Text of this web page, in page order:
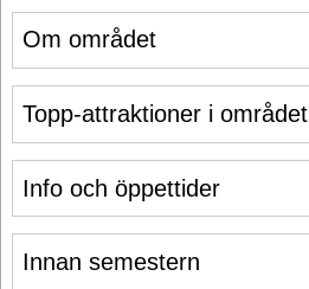
Om området
Info och öppettider
Innan semestern
Topp-attraktioner i området